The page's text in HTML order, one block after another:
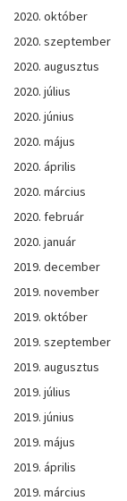
2020. október
2020. szeptember
2020. augusztus
2020. július
2020. június
2020. május
2020. április
2020. március
2020. február
2020. január
2019. december
2019. november
2019. október
2019. szeptember
2019. augusztus
2019. július
2019. június
2019. május
2019. április
2019. március